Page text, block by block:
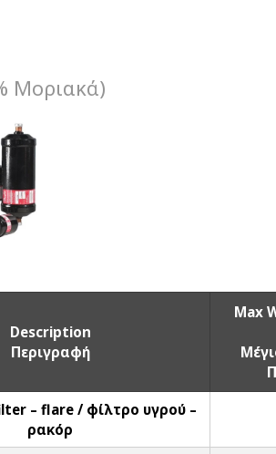
Μοριακά)
Description
Περιγραφή
Max
– flare / φίλτρο υγρού –
ρακόρ